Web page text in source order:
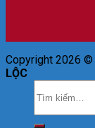
Copyright 2026 ©
LỘC